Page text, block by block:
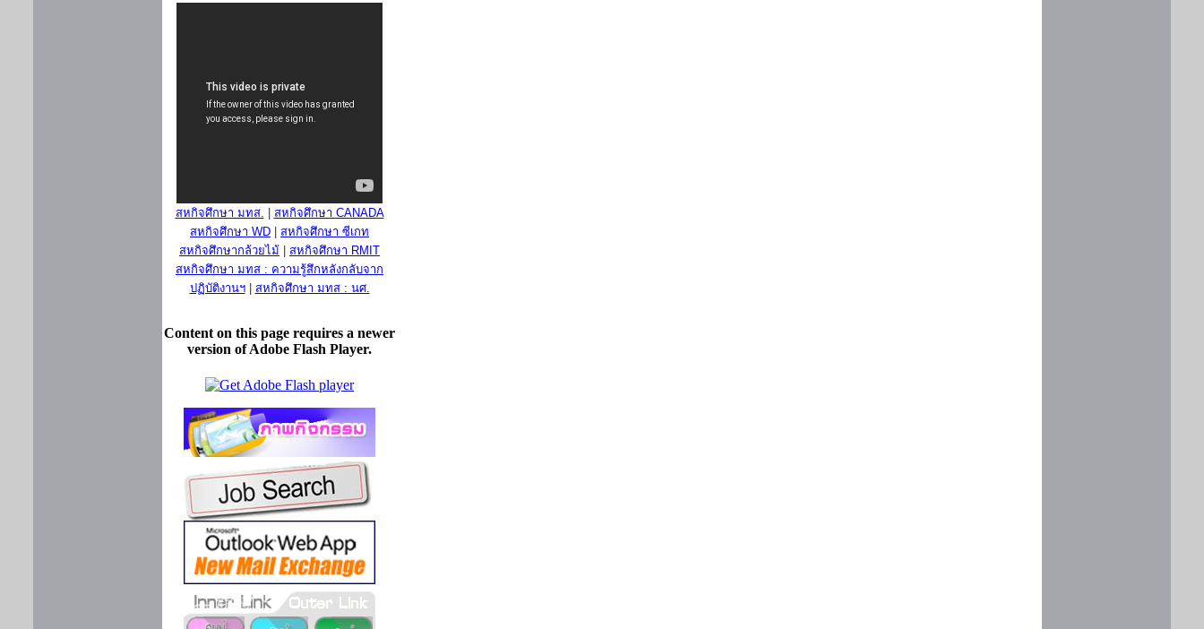
สหกิจศึกษา มทส.
สหกิจศึกษา CANADA
สหกิจศึกษา WD
สหกิจศึกษา ซีเกท
สหกิจศึกษากล้วยไม้
สหกิจศึกษา RMIT
สหกิจศึกษา มทส : ความรู้สึกหลังกลับจาก
ปฏิบัติงานฯ| สหกิจศึกษา มทส : นศ.
Content on this page requires a newer
version of Adobe Flash Player.